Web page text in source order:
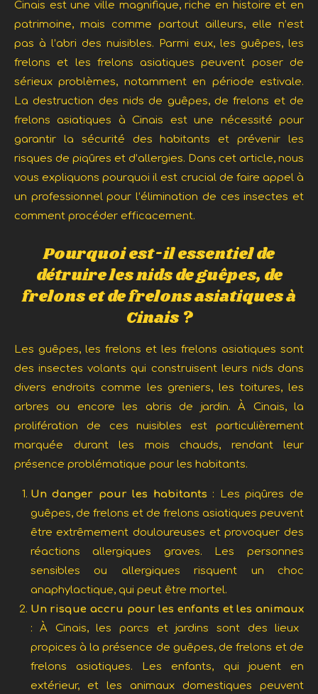
Cinais est une ville magnifique, riche en histoire et en
patrimoine, mais comme partout ailleurs, elle n’est
pas à l’abri des nuisibles. Parmi eux, les guêpes, les
frelons et les frelons asiatiquespeuvent poser de
sérieux problèmes, notamment en période estivale.
La destruction des nids de guêpes, de frelons et de
frelons asiatiques à Cinais est une nécessité pour
garantir la sécurité des habitants et prévenir les
risques de piqûres et d’allergies. Dans cet article, nous
vous expliquons pourquoi il est crucial de faire appel à
un professionnel pour l’élimination de ces insectes et
comment procéder efficacement.
Pourquoi est-il essentiel de
détruire les nids de guêpes, de
frelons et de frelons asiatiques à
Cinais ?
Les guêpes, les frelons et les frelons asiatiques sont
des insectes volants qui construisent leurs nids dans
divers endroits comme les greniers, les toitures, les
arbres ou encore les abris de jardin. À Cinais, la
prolifération de ces nuisibles est particulièrement
marquée durant les mois chauds, rendant leur
présence problématique pour les habitants.
Un danger pour les habitants : Les piqûres de
guêpes, de frelons et de frelons asiatiques peuvent
être extrêmement douloureuses et provoquer des
réactions allergiques graves. Les personnes
sensibles ou allergiques risquent un choc
anaphylactique, qui peut être mortel.
Un risque accru pour les enfants et les animaux
: À Cinais, les parcs et jardins sont des lieux
propices à la présence de guêpes, de frelons et de
frelons asiatiques. Les enfants, qui jouent en
extérieur, et les animaux domestiques peuvent